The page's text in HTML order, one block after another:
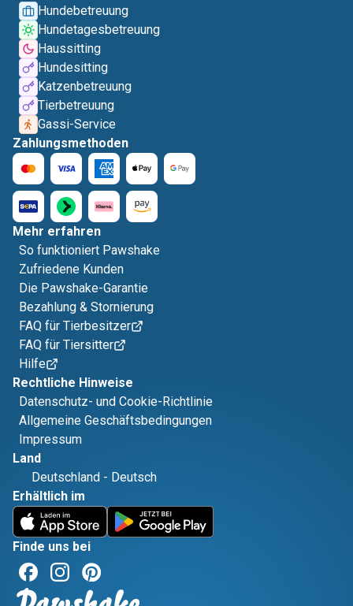
Hundebetreuung
Hundetagesbetreuung
Haussitting
Hundesitting
Katzenbetreuung
Tierbetreuung
Gassi-Service
Zahlungsmethoden
Mehr erfahren
So funktioniert Pawshake
Zufriedene Kunden
Die Pawshake-Garantie
Bezahlung & Stornierung
FAQ für Tierbesitzer
FAQ für Tiersitter
Hilfe
Rechtliche Hinweise
Datenschutz- und Cookie-Richtlinie
Allgemeine Geschäftsbedingungen
Impressum
Land
Deutschland - Deutsch
Erhältlich im
Finde uns bei